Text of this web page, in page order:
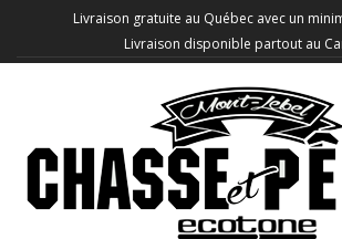
Livraison gratuite au Québec avec un
Livraison disponible partout au